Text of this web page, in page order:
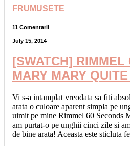
FRUMUSETE
11 Comentarii
July 15, 2014
[SWATCH] RIMMEL
MARY MARY
Vi s-a intamplat vreodata sa fiti
arata o culoare aparent simpla pe
uimit pe mine Rimmel 60 Seconds
am purtat-o pe unghii cinci zile si
de bine arata! Aceasta este sticluta